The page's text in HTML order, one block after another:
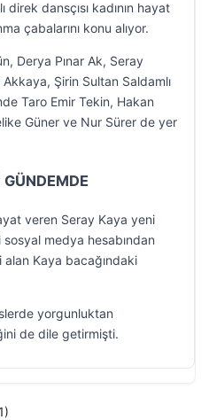
dansçısı kadının hayat
çabalarını konu alıyor.
Derya Pınar Ak, Seray
Şirin Sultan Saldamlı
Taro Emir Tekin, Hakan
Güner ve Nur Sürer de yer
GÜNDEMDE
veren Seray Kaya yeni
medya hesabından
alan Kaya bacağındaki
yorgunluktan
de dile getirmişti.